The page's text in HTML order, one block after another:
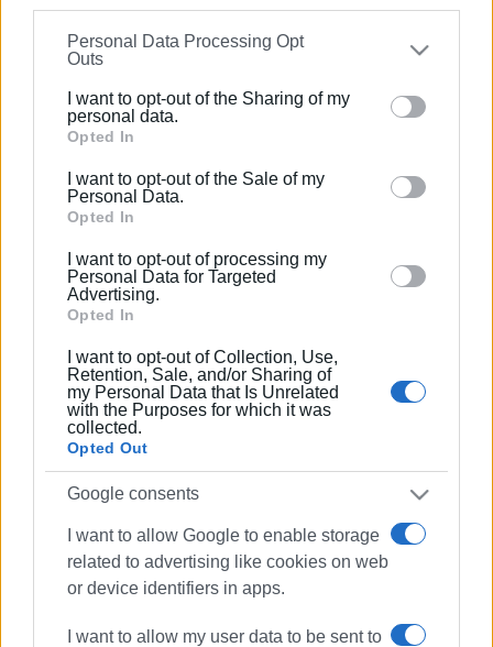
information may also be disclosed by us to third parties
on theIAB’s List of Downstream Participants
that may
further disclose it to other third parties.
Please note that this website/app uses one or more
Google services and may gather and store information
behaviour. You may click to grant or deny consent to
Google and its third-party tags to use your data for
section.
Personal Data Processing Opt
Outs
I want to opt-out of the Sharing of my
personal data.
Opted In
I want to opt-out of the Sale of my
Personal Data.
Opted In
I want to opt-out of processing my
Personal Data for Targeted
Advertising.
Opted In
I want to opt-out of Collection, Use,
Retention, Sale, and/or Sharing of
my Personal Data that Is Unrelated
with the Purposes for which it was
collected.
Opted Out
Google consents
I want to allow Google to enable storage
related to advertising like cookies on web
or device identifiers in apps.
I want to allow my user data to be sent to